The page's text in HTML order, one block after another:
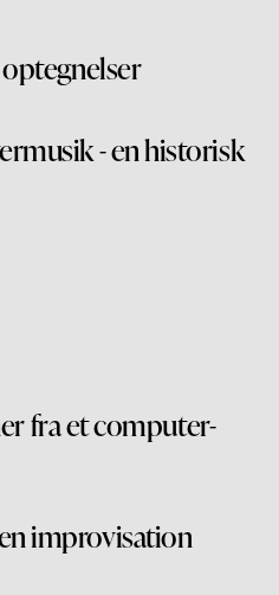
- en historisk
fra et computer-
improvisation